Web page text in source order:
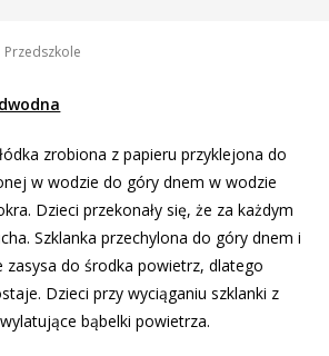
Przedszkole
zrobiona z papieru przyklejona do
w wodzie do góry dnem w wodzie
Dzieci przekonały się, że za każdym
Szklanka przechylona do góry dnem i
zasysa do środka powietrz, dlatego
Dzieci przy wyciąganiu szklanki z
bąbelki powietrza.